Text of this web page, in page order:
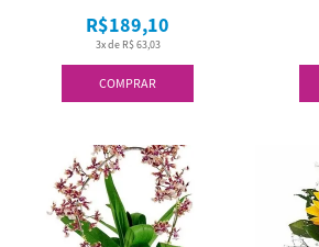
COMPRAR
3x de R$ 63,03
R$189,10